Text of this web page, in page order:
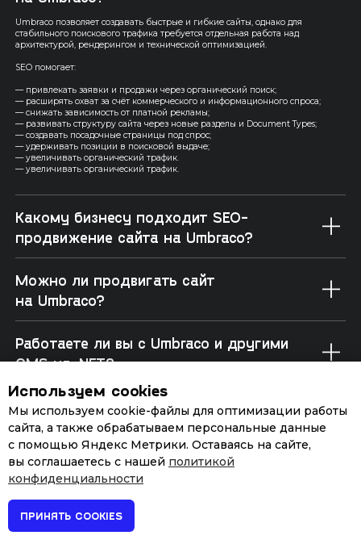
Используем cookies
Мы используем cookie-файлы для оптимизации работы
сайта, а также обрабатываем персональные данные
с помощью Яндекс Метрики. Оставаясь на сайте,
вы соглашаетесь с нашей политикой
конфиденциальности
ПРИНЯТЬ COOKIES